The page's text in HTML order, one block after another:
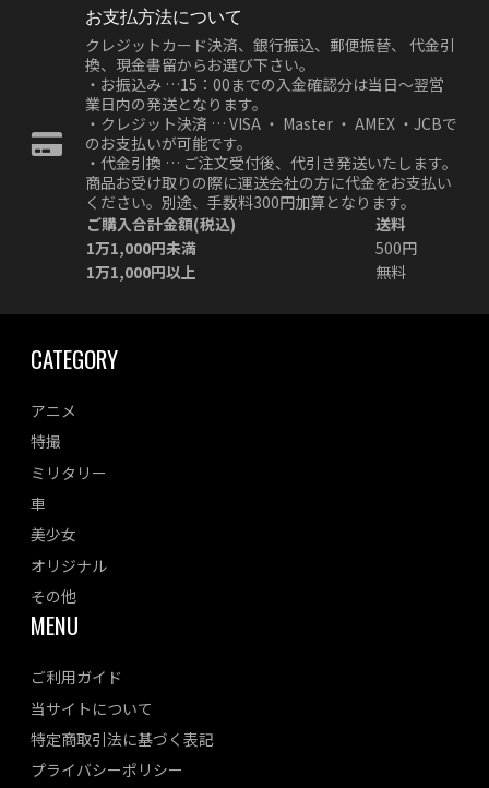
お支払方法について
クレジットカード決済、銀行振込、郵便振替、 代金引
換、現金書留からお選び下さい。
・お振込み …15：00までの入金確認分は当日～翌営
業日内の発送となります。
・クレジット決済 … VISA ・ Master ・ AMEX ・JCBで
のお支払いが可能です。
・代金引換 … ご注文受付後、代引き発送いたします。
商品お受け取りの際に運送会社の方に代金をお支払い
ください。別途、手数料300円加算となります。
ご購入合計金額(税込)
送料
1万1,000円未満
500円
1万1,000円以上
無料
CATEGORY
アニメ
特撮
ミリタリー
車
美少女
オリジナル
その他
MENU
ご利用ガイド
当サイトについて
特定商取引法に基づく表記
プライバシーポリシー